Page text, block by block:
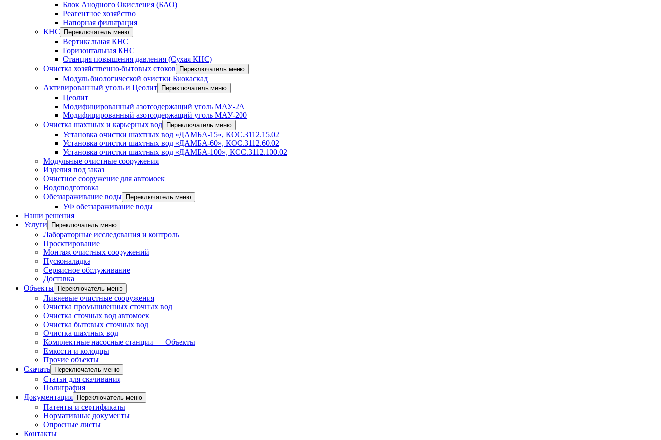
Блок Анодного Окисления (БАО)
Реагентное хозяйство
Напорная фильтрация
КНС
Переключатель меню
Вертикальная КНС
Горизонтальная КНС
Станция повышения давления (Сухая КНС)
Очистка хозяйственно-бытовых стоков
Переключатель меню
Модуль биологической очистки Биокаскад
Активированный уголь и Цеолит
Переключатель меню
Цеолит
Модифицированный азотсодержащий уголь МАУ-2А
Модифицированный азотсодержащий уголь МАУ-200
Очистка шахтных и карьерных вод
Переключатель меню
Установка очистки шахтных вод «ДАМБА-15», КОС.3112.15.02
Установка очистки шахтных вод «ДАМБА-60», КОС.3112.60.02
Установка очистки шахтных вод «ДАМБА-100», КОС.3112.100.02
Модульные очистные сооружения
Изделия под заказ
Очистное сооружение для автомоек
Водоподготовка
Обеззараживание воды
Переключатель меню
УФ обеззараживание воды
Наши решения
Услуги
Переключатель меню
Лабораторные исследования и контроль
Проектирование
Монтаж очистных сооружений
Пусконаладка
Сервисное обслуживание
Доставка
Объекты
Переключатель меню
Ливневые очистные сооружения
Очистка промышленных сточных вод
Очистка сточных вод автомоек
Очистка бытовых сточных вод
Очистка шахтных вод
Комплектные насосные станции — Объекты
Емкости и колодцы
Прочие объекты
Скачать
Переключатель меню
Статьи для скачивания
Полиграфия
Документация
Переключатель меню
Патенты и сертификаты
Нормативные документы
Опросные листы
Контакты